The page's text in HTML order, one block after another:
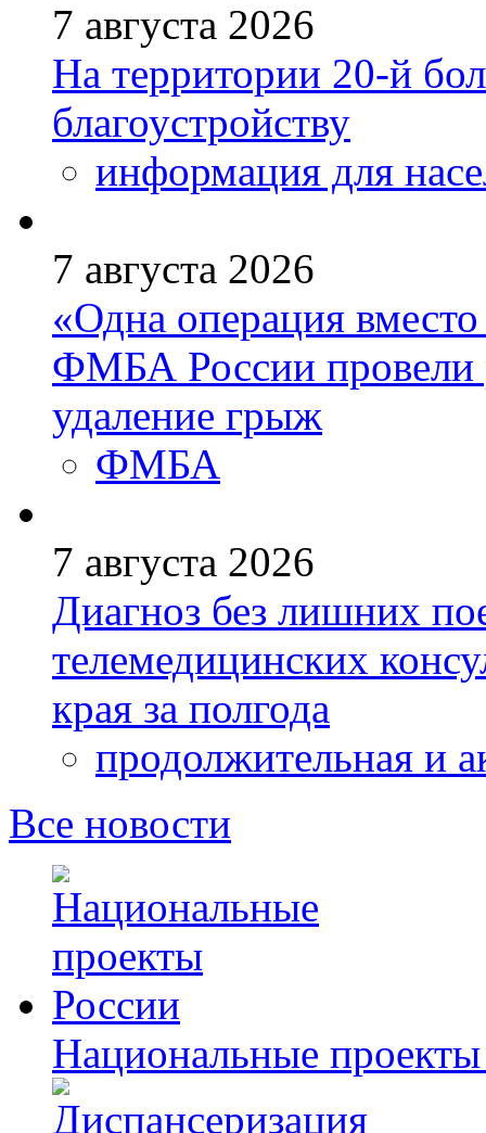
7 августа 2026
На территории 20-й
благоустройству
информация для
7 августа 2026
«Одна операция
ФМБА России провели
удаление грыж
ФМБА
7 августа 2026
Диагноз без лишних
телемедицинских
края за полгода
продолжительная и
Все новости
Национальные